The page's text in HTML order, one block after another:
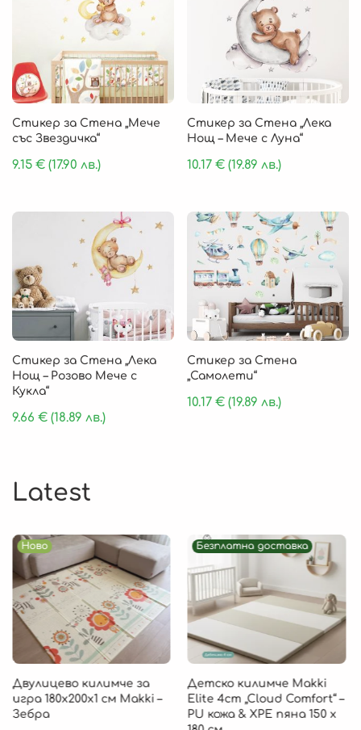
Стикер за Стена „Мече
със Звездичка“
9.15 € (17.90 лв.)
Стикер за Стена „Лека
Нощ – Мече с Луна“
10.17€ (19.89 лв.)
Стикер за Стена „Лека
Нощ – Розово Мече с
Кукла“
9.66 € (18.89 лв.)
Стикер за Стена
„Самолети“
10.17€ (19.89 лв.)
Latest
Ново
Двулицево килимче за
игра 180х200х1 см Makki –
Зебра
Безплатна доставка
Детско килимче Makki
Elite 4cm „Cloud Comfort“ –
PU кожа & XPE пяна 150 х